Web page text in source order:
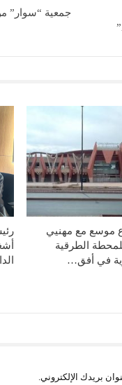
جمعية “سوار”
موسع مع مهنيي
الطرقية
في أفق…
بريدك الإلكتروني.